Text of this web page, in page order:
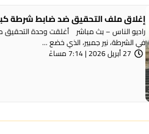
إغلاق ملف التحقيق ضد ضابط شرطة
راديو الناس – بث مباشر أغلقت وحدة
في الشرطة، نير جمبير، الذي خضع ...
27 أبريل 2026 | 7:14 مساءً